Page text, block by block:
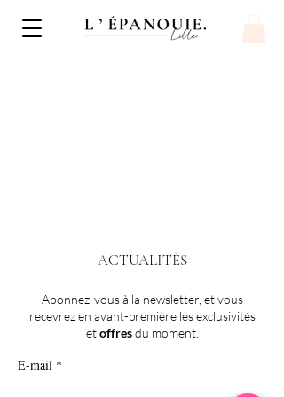
ACTUALITÉS
Abonnez-vous à la newsletter, et vous
recevrez en avant-première les exclusivités
etoffresdu moment.
E-mail